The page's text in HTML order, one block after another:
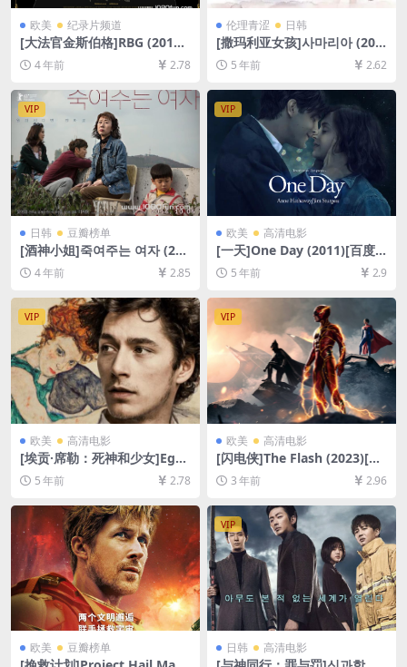
欧美 纪录片频道
[大法官金斯伯格]RBG (2018)
[百度网盘+迅雷云盘资源1080
P超清未删减][MP4/6GB][中
英字幕]
4 年前 2.78
伦理青涩 日韩
[撒玛利亚女孩]사마리아 (200
4)[百度云+迅雷云盘资源未删
减DVD高清][MP4/5.7GB][韩
语中字]
5 年前 2.62
VIP
日韩 豆瓣榜单
[酒神小姐]죽여주는 여자 (201
6)[百度网盘+迅雷云盘资源10
80P超清未删减][MP4/7GB]
[韩语中字]
4 年前 2.85
VIP
欧美 高清电影
[一天]One Day (2011)[百度
网盘+夸克网盘+迅雷云盘资源
1080P超清未删减][MP4/6.8G
B][中英特效字幕]
5 年前 2.9
VIP
欧美 高清电影
[埃贡·席勒：死神和少女]Ego
n Schiele: Tod und Mädche
n (2016)[百度网盘+迅雷云盘
7.0GB][原声中字]
5 年前 2.78
VIP
欧美 高清电影
[闪电侠]The Flash (2023)[百
度网盘+迅雷云盘资源1080P
超清未删减][MP4/9GB][中英
3 年前 2.96
欧美 豆瓣榜单
VIP
日韩 高清电影